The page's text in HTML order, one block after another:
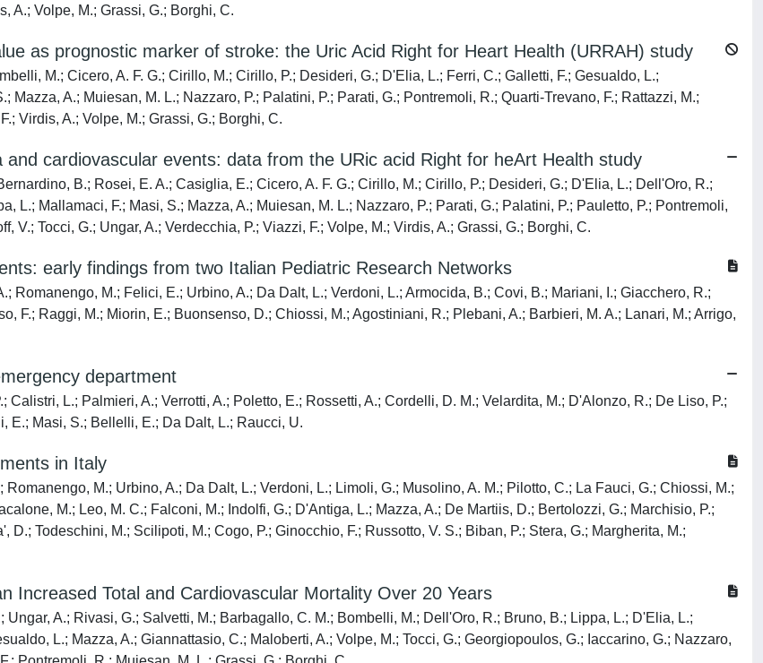
A.; Volpe, M.; Grassi, G.; Borghi, C.
as prognostic marker of stroke: the Uric Acid Right for Heart Health (URRAH) study
M.; Cicero, A. F. G.; Cirillo, M.; Cirillo, P.; Desideri, G.; D'Elia, L.; Ferri, C.; Galletti, F.; Gesualdo, L.;
A.; Muiesan, M. L.; Nazzaro, P.; Palatini, P.; Parati, G.; Pontremoli, R.; Quarti-Trevano, F.; Rattazzi, M.;
Virdis, A.; Volpe, M.; Grassi, G.; Borghi, C.
cardiovascular events: data from the URic acid Right for heArt Health study
B.; Rosei, E. A.; Casiglia, E.; Cicero, A. F. G.; Cirillo, M.; Cirillo, P.; Desideri, G.; D'Elia, L.; Dell'Oro, R.;
L.; Mallamaci, F.; Masi, S.; Mazza, A.; Muiesan, M. L.; Nazzaro, P.; Parati, G.; Palatini, P.; Pauletto, P.; Pontremoli,
V.; Tocci, G.; Ungar, A.; Verdecchia, P.; Viazzi, F.; Volpe, M.; Virdis, A.; Grassi, G.; Borghi, C.
early findings from two Italian Pediatric Research Networks
Romanengo, M.; Felici, E.; Urbino, A.; Da Dalt, L.; Verdoni, L.; Armocida, B.; Covi, B.; Mariani, I.; Giacchero, R.;
F.; Raggi, M.; Miorin, E.; Buonsenso, D.; Chiossi, M.; Agostiniani, R.; Plebani, A.; Barbieri, M. A.; Lanari, M.; Arrigo,
department
L.; Palmieri, A.; Verrotti, A.; Poletto, E.; Rossetti, A.; Cordelli, D. M.; Velardita, M.; D'Alonzo, R.; De Liso, P.;
E.; Masi, S.; Bellelli, E.; Da Dalt, L.; Raucci, U.
in Italy
M.; Urbino, A.; Da Dalt, L.; Verdoni, L.; Limoli, G.; Musolino, A. M.; Pilotto, C.; La Fauci, G.; Chiossi, M.;
M.; Leo, M. C.; Falconi, M.; Indolfi, G.; D'Antiga, L.; Mazza, A.; De Martiis, D.; Bertolozzi, G.; Marchisio, P.;
Todeschini, M.; Scilipoti, M.; Cogo, P.; Ginocchio, F.; Russotto, V. S.; Biban, P.; Stera, G.; Margherita, M.;
Increased Total and Cardiovascular Mortality Over 20 Years
A.; Rivasi, G.; Salvetti, M.; Barbagallo, C. M.; Bombelli, M.; Dell'Oro, R.; Bruno, B.; Lippa, L.; D'Elia, L.;
L.; Mazza, A.; Giannattasio, C.; Maloberti, A.; Volpe, M.; Tocci, G.; Georgiopoulos, G.; Iaccarino, G.; Nazzaro,